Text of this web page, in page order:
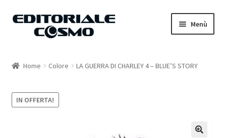
Vai
Vai
Menù
Carrello
Home Colore LA GUERRA DI CHARLEY 4 – BLUE’S STORY
IN OFFERTA!